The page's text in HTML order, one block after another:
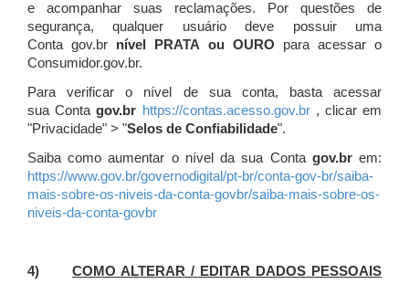
e acompanhar suas reclamações. Por questões de
segurança, qualquer usuário deve possuir uma
Conta gov.br nível PRATA ou OURO para acessar o
Consumidor.gov.br.
Para verificar o nível de sua conta, basta acessar
sua Contagov.br https://contas.acesso.gov.br, clicar em
"Privacidade" > "Selos de Confiabilidade".
Saiba como aumentar o nível da sua Conta gov.brem:
https://www.gov.br/governodigital/pt-br/conta-gov-br/saiba-
mais-sobre-os-niveis-da-conta-govbr/saiba-mais-sobre-os-
niveis-da-conta-govbr
4) COMO ALTERAR / EDITAR DADOS PESSOAIS